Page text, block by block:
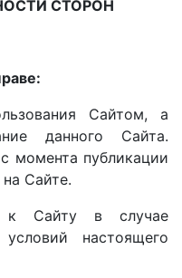
СТОРОН
Сайтом, а
данного Сайта.
момента публикации
Сайте.
к Сайту в случае
настоящего